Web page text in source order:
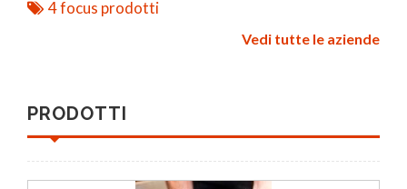
4 focus prodotti
Vedi tutte le aziende
PRODOTTI